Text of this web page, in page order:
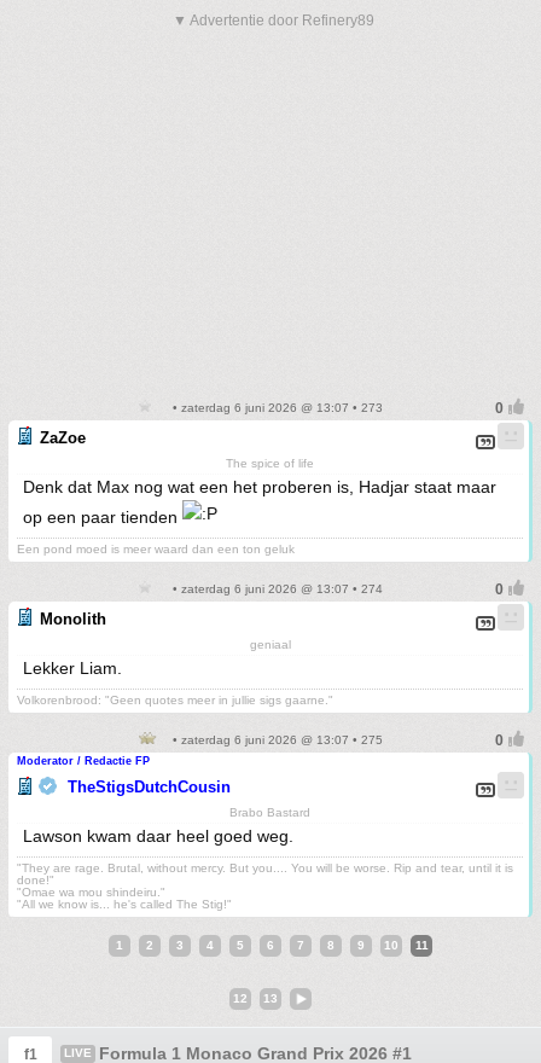
▼ Advertentie door Refinery89
• zaterdag 6 juni 2026 @ 13:07 • 273
ZaZoe
The spice of life
Denk dat Max nog wat een het proberen is, Hadjar staat maar
op een paar tienden
Een pond moed is meer waard dan een ton geluk
• zaterdag 6 juni 2026 @ 13:07 • 274
Monolith
geniaal
Lekker Liam.
Volkorenbrood: "Geen quotes meer in jullie sigs gaarne."
• zaterdag 6 juni 2026 @ 13:07 • 275
Moderator / Redactie FP
TheStigsDutchCousin
Brabo Bastard
Lawson kwam daar heel goed weg.
"They are rage. Brutal, without mercy. But you.... You will be worse. Rip and tear, until it is
done!"
"Omae wa mou shindeiru."
"All we know is... he's called The Stig!"
1 2 3 4 5 6 7 8 9 10 11
12 13
f1 LIVE Formula 1 Monaco Grand Prix 2026 #1